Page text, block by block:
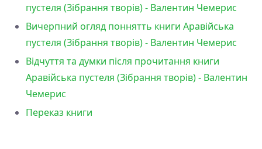
пустеля (Зібрання творів) - Валентин Чемерис
Вичерпний огляд поннятть книги Аравійська
пустеля (Зібрання творів) - Валентин Чемерис
Відчуття та думки після прочитання книги
Аравійська пустеля (Зібрання творів) - Валентин
Чемерис
Переказ книги